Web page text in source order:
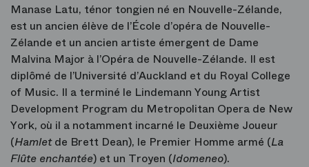
Manase Latu, ténor tongien né en Nouvelle-Zélande,
est un ancien élève de l’École d’opéra de Nouvelle-
Zélande et un ancien artiste émergent de Dame
Malvina Major à l’Opéra de Nouvelle-Zélande. Il est
diplômé de l’Université d’Auckland et du Royal College
of Music. Il a terminé le Lindemann Young Artist
Development Program du Metropolitan Opera de New
York, où il a notamment incarné le Deuxième Joueur
(Hamletde Brett Dean), le Premier Homme armé (La
Flûte enchantée) et un Troyen (Idomeneo).